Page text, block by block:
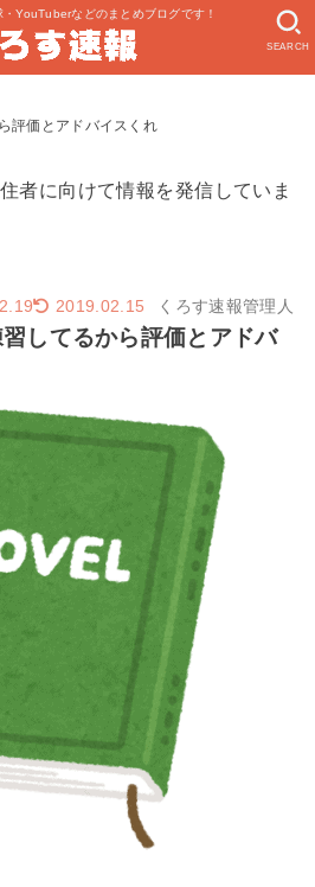
YouTuberなどのまとめブログです！
SEARCH
評価とアドバイスくれ
者に向けて情報を発信していま
2019.02.15 くろす速報管理人
してるから評価とアドバ